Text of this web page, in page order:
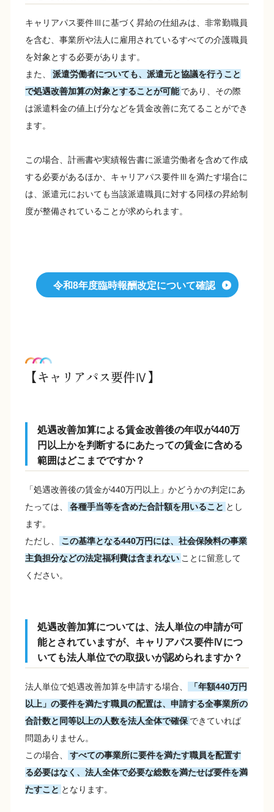
キャリアパス要件Ⅲに基づく昇給の仕組みは、非常勤職員
を含む、事業所や法人に雇用されているすべての介護職員
を対象とする必要があります。
また、
派遣労働者についても、派遣元と協議を行うこと
で処遇改善加算の対象とすることが可能 であり、その際
は派遣料金の値上げ分などを賃金改善に充てることができ
ます。
この場合、計画書や実績報告書に派遣労働者を含めて作成
する必要があるほか、キャリアパス要件Ⅲを満たす場合に
は、派遣元においても当該派遣職員に対する同様の昇給制
度が整備されていることが求められます。
令和8年度臨時報酬改定について確認
【キャリアパス要件Ⅳ】
処遇改善加算による賃金改善後の年収が440万
円以上かを判断するにあたっての賃金に含める
範囲はどこまでですか？
「処遇改善後の賃金が440万円以上」かどうかの判定にあ
たっては、
各種手当等を含めた合計額を用いること とし
ます。
ただし、
この基準となる440万円には、社会保険料の事業
主負担分などの法定福利費は含まれない ことに留意して
ください。
処遇改善加算については、法人単位の申請が可
能とされていますが、キャリアパス要件Ⅳにつ
いても法人単位での取扱いが認められますか？
法人単位で処遇改善加算を申請する場合、
「年額440万円
以上」の要件を満たす職員の配置は、申請する全事業所の
合計数と同等以上の人数を法人全体で確保 できていれば
問題ありません。
この場合、
すべての事業所に要件を満たす職員を配置す
る必要はなく、法人全体で必要な総数を満たせば要件を満
たすこと となります。